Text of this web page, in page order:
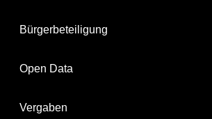
Bürgerbeteiligung
Open Data
Vergaben